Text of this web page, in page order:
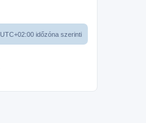
UTC+02:00 időzóna szerinti